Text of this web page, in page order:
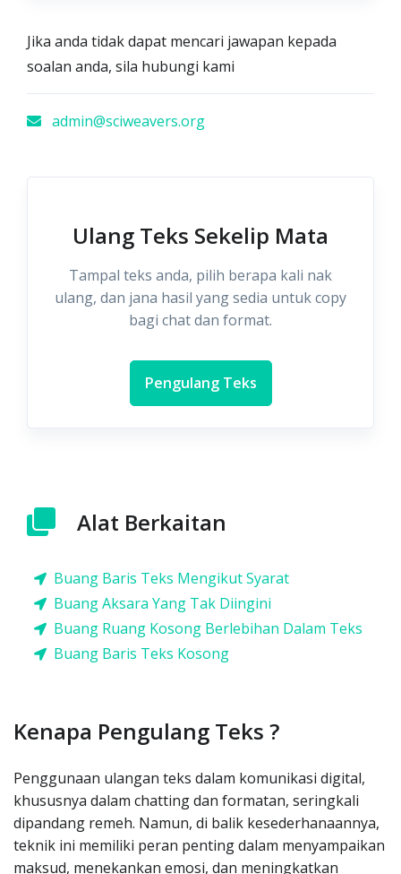
Jika anda tidak dapat mencari jawapan kepada
soalan anda, sila hubungi kami
admin@sciweavers.org
Ulang Teks Sekelip Mata
Tampal teks anda, pilih berapa kali nak
ulang, dan jana hasil yang sedia untuk copy
bagi chat dan format.
Pengulang Teks
Alat Berkaitan
Buang Baris Teks Mengikut Syarat
Buang Aksara Yang Tak Diingini
Buang Ruang Kosong Berlebihan Dalam Teks
Buang Baris Teks Kosong
Kenapa Pengulang Teks ?
Penggunaan ulangan teks dalam komunikasi digital,
khususnya dalam chatting dan formatan, seringkali
dipandang remeh. Namun, di balik kesederhanaannya,
teknik ini memiliki peran penting dalam menyampaikan
maksud, menekankan emosi, dan meningkatkan